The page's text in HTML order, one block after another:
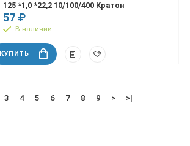
125 *1,0 *22,2 10/100/400 Кратон
57 ₽
В наличии
КУПИТЬ
3 4 5 6 7 8 9 > >|